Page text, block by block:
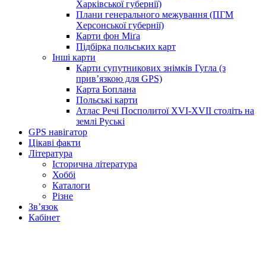
Харківської губернії)
Плани генерального межування (ПГМ
Херсонської губернії)
Карти фон Міґа
Підбірка польських карт
Інші карти
Карти супутникових знімків Гугла (з
прив’язкою для GPS)
Карта Боплана
Польські карти
Атлас Речі Посполитої XVI-XVII століть на
землі Руські
GPS навігатор
Цікаві факти
Література
Історична література
Хоббі
Каталоги
Різне
Зв’язок
Кабінет